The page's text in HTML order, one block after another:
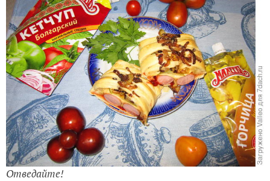
Отведайте!